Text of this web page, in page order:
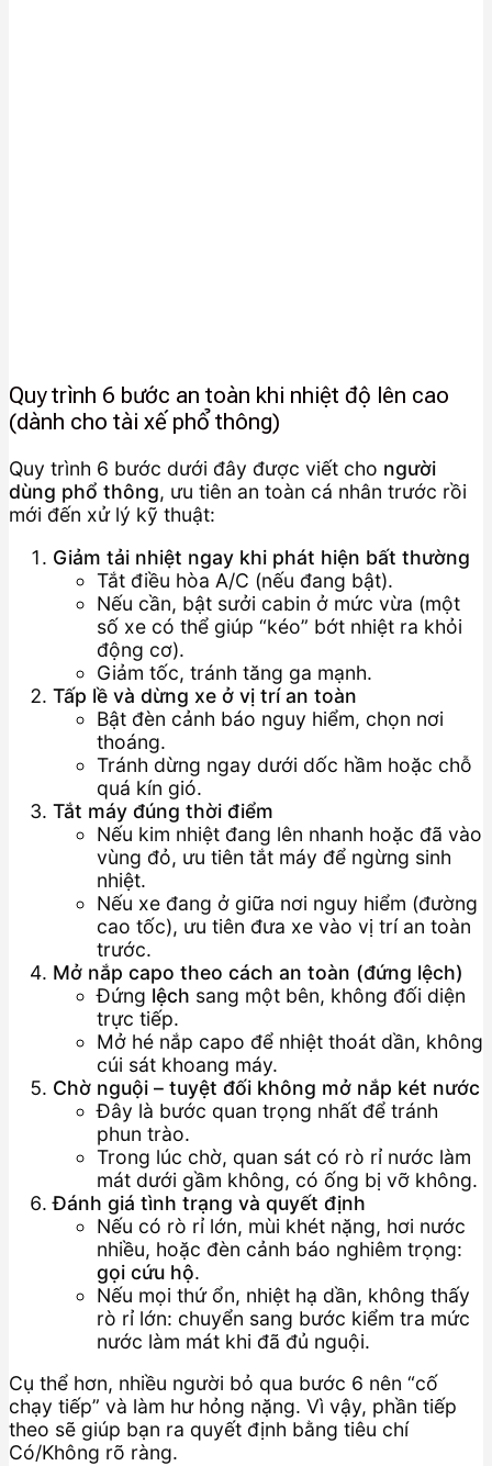
Quy trình 6 bước an toàn khi nhiệt độ lên cao
(dành cho tài xế phổ thông)
Quy trình 6 bước dưới đây được viết cho người
dùng phổ thông, ưu tiên an toàn cá nhân trước rồi
mới đến xử lý kỹ thuật:
Giảm tải nhiệt ngay khi phát hiện bất thường
Tắt điều hòa A/C (nếu đang bật).
Nếu cần, bật sưởi cabin ở mức vừa (một
số xe có thể giúp “kéo” bớt nhiệt ra khỏi
động cơ).
Giảm tốc, tránh tăng ga mạnh.
Tấp lề và dừng xe ở vị trí an toàn
Bật đèn cảnh báo nguy hiểm, chọn nơi
thoáng.
Tránh dừng ngay dưới dốc hầm hoặc chỗ
quá kín gió.
Tắt máy đúng thời điểm
Nếu kim nhiệt đang lên nhanh hoặc đã vào
vùng đỏ, ưu tiên tắt máy để ngừng sinh
nhiệt.
Nếu xe đang ở giữa nơi nguy hiểm (đường
cao tốc), ưu tiên đưa xe vào vị trí an toàn
trước.
Mở nắp capo theo cách an toàn (đứng lệch)
Đứng lệch sang một bên, không đối diện
trực tiếp.
Mở hé nắp capo để nhiệt thoát dần, không
cúi sát khoang máy.
Chờ nguội – tuyệt đối không mở nắp két nước
Đây là bước quan trọng nhất để tránh
phun trào.
Trong lúc chờ, quan sát có rò rỉ nước làm
mát dưới gầm không, có ống bị vỡ không.
Đánh giá tình trạng và quyết định
Nếu có rò rỉ lớn, mùi khét nặng, hơi nước
nhiều, hoặc đèn cảnh báo nghiêm trọng:
gọi cứu hộ.
Nếu mọi thứ ổn, nhiệt hạ dần, không thấy
rò rỉ lớn: chuyển sang bước kiểm tra mức
nước làm mát khi đã đủ nguội.
Cụ thể hơn, nhiều người bỏ qua bước 6 nên “cố
chạy tiếp” và làm hư hỏng nặng. Vì vậy, phần tiếp
theo sẽ giúp bạn ra quyết định bằng tiêu chí
Có/Không rõ ràng.